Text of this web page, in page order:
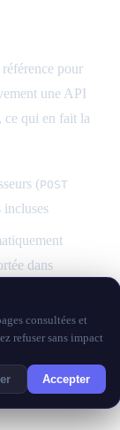
pour
une API
, ce qui en fait la
(POST
incluses
dans
dans N8N
extraction
consultées et
refuser sans impact
Accepter